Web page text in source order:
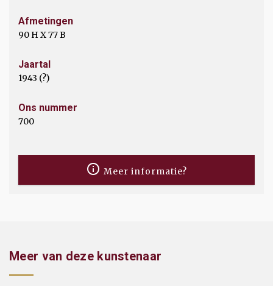
Afmetingen
90 H X 77 B
Jaartal
1943 (?)
Ons nummer
700
Meer informatie?
Meer van deze kunstenaar